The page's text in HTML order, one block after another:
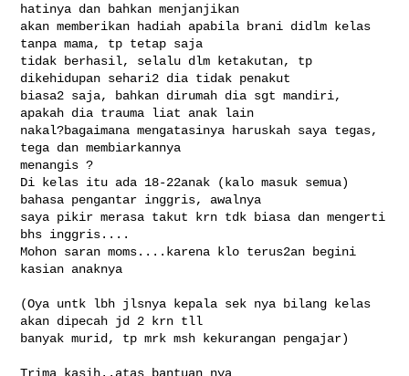
hatinya dan bahkan menjanjikan
akan memberikan hadiah apabila brani didlm kelas
tanpa mama, tp tetap saja
tidak berhasil, selalu dlm ketakutan, tp
dikehidupan sehari2 dia tidak penakut
biasa2 saja, bahkan dirumah dia sgt mandiri,
apakah dia trauma liat anak lain
nakal?bagaimana mengatasinya haruskah saya tegas,
tega dan membiarkannya
menangis ?
Di kelas itu ada 18-22anak (kalo masuk semua)
bahasa pengantar inggris, awalnya
saya pikir merasa takut krn tdk biasa dan mengerti
bhs inggris....
Mohon saran moms....karena klo terus2an begini
kasian anaknya
(Oya untk lbh jlsnya kepala sek nya bilang kelas
akan dipecah jd 2 krn tll
banyak murid, tp mrk msh kekurangan pengajar)